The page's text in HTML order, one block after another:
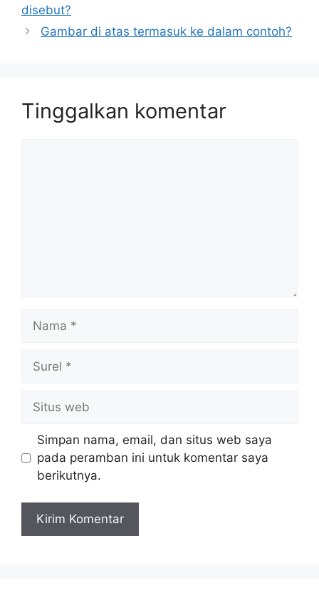
disebut?
Gambar di atas termasuk ke dalam contoh?
Tinggalkan komentar
web
Simpan nama, email, dan situs web saya
pada peramban ini untuk komentar saya
berikutnya.